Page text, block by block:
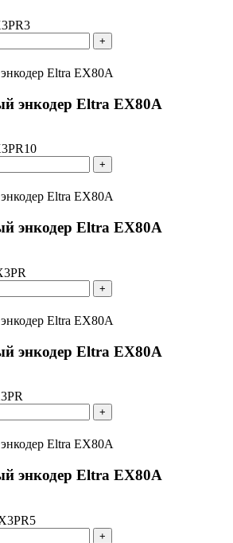
+
энкодер Eltra EX80A
+
энкодер Eltra EX80A
+
энкодер Eltra EX80A
+
энкодер Eltra EX80A
+